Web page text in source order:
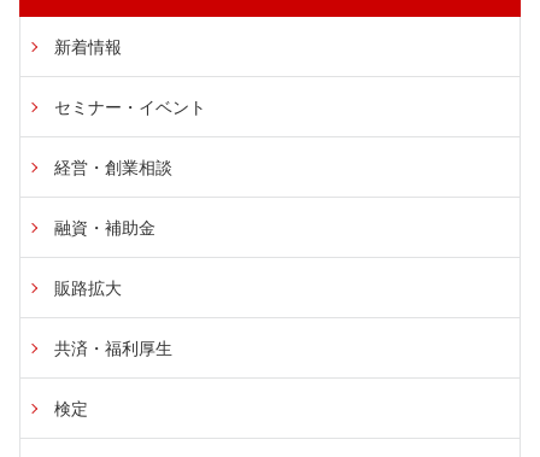
新着情報
セミナー・イベント
経営・創業相談
融資・補助金
販路拡大
共済・福利厚生
検定